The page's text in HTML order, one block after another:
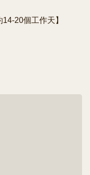
20個工作天】